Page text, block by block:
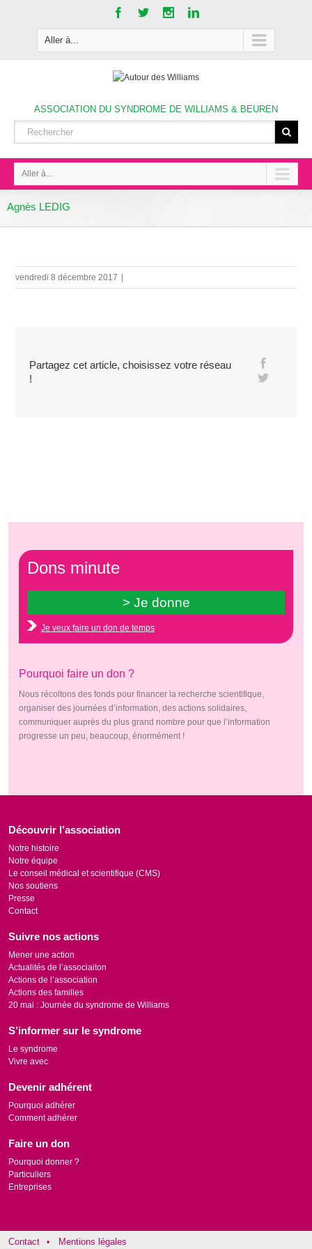
Aller à...
ASSOCIATION DU SYNDROME DE WILLIAMS & BEUREN
Aller à...
Agnès LEDIG
vendredi 8 décembre 2017
Partagez cet article, choisissez votre réseau
!
Dons minute
Je veux faire un don de temps
Pourquoi faire un don ?
Nous récoltons des fonds pour financer la recherche scientifique,
organiser des journées d’information, des actions solidaires,
communiquer auprès du plus grand nombre pour que l’information
progresse un peu, beaucoup, énormément !
Découvrir l’association
Notre histoire
Notre équipe
Le conseil médical et scientifique (CMS)
Nos soutiens
Presse
Contact
Suivre nos actions
Mener une action
Actualités de l’associaiton
Actions de l’association
Actions des familles
20 mai : Journée du syndrome de Williams
S’informer sur le syndrome
Le syndrome
Vivre avec
Devenir adhérent
Pourquoi adhérer
Comment adhérer
Faire un don
Pourquoi donner ?
Particuliers
Entreprises
Contact Mentions légales